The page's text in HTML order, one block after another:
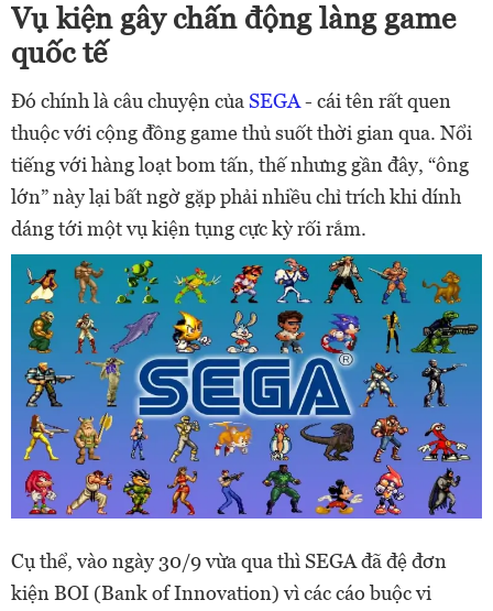
Vụ kiện gây chấn động làng game
quốc tế
Đó chính là câu chuyện của SEGA- cái tên rất quen
thuộc với cộng đồng game thủ suốt thời gian qua. Nổi
tiếng với hàng loạt bom tấn, thế nhưng gần đây, “ông
lớn” này lại bất ngờ gặp phải nhiều chỉ trích khi dính
dáng tới một vụ kiện tụng cực kỳ rối rắm.
Cụ thể, vào ngày 30/9 vừa qua thì SEGA đã đệ đơn
kiện BOI (Bank of Innovation) vì các cáo buộc vi